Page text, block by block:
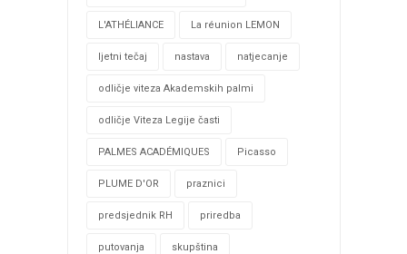
L'ATHÉLIANCE La réunion LEMON
ljetni tečaj nastava natjecanje
odličje viteza Akademskih palmi
odličje Viteza Legije časti
PALMES ACADÉMIQUES Picasso
PLUME D'OR praznici
predsjednik RH priredba
putovanja skupština